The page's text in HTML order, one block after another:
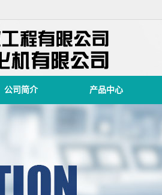
公司简介 产品中心